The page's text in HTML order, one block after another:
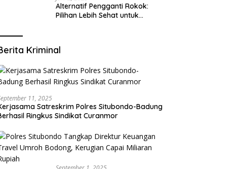
Alternatif Pengganti Rokok:
Pilihan Lebih Sehat untuk
Kriminal
11, 2025
Satreskrim Polres Situbondo-Badung
Ringkus Sindikat Curanmor